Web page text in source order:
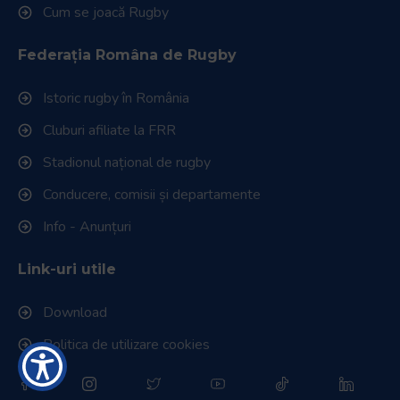
Cum se joacă Rugby
Federația Româna de Rugby
Istoric rugby în România
Cluburi afiliate la FRR
Stadionul național de rugby
Conducere, comisii și departamente
Info - Anunțuri
Link-uri utile
Download
Politica de utilizare cookies